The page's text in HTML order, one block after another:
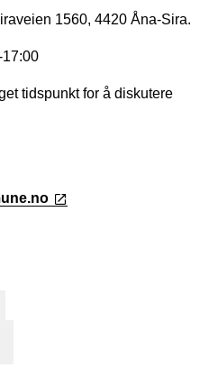
1560, 4420 Åna-Sira.
tidspunkt for å diskutere